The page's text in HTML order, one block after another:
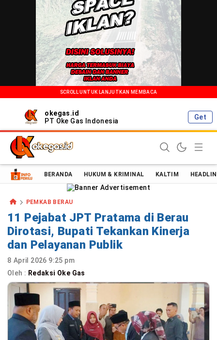
SCROLL UNTUK LANJUTKAN MEMBACA
okegas.id
PT Oke Gas Indonesia
Get
Oke Gas Indonesia | Energi Positif Informasi Terkini!
BERANDA HUKUM & KRIMINAL KALTIM
PEMKAB BERAU
11 Pejabat JPT Pratama di Berau
Dirotasi, Bupati Tekankan Kinerja
dan Pelayanan Publik
8 April 2026 9:25 pm
Oleh : Redaksi Oke Gas